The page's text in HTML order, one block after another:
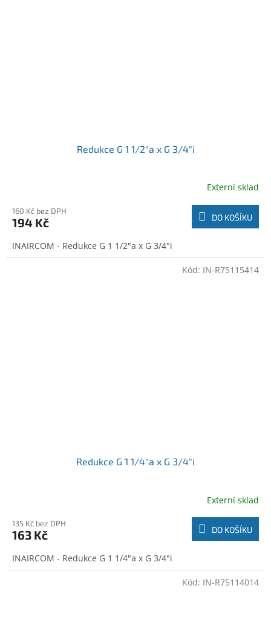
Redukce G 1 1/2"a x G 3/4"i
Externí sklad
160 Kč bez DPH
194 Kč DO KOŠÍKU
INAIRCOM - Redukce G 1 1/2"a x G 3/4"i
Redukce G 1 1/4"a x G 3/4"i
Externí sklad
135 Kč bez DPH
163 Kč DO KOŠÍKU
INAIRCOM - Redukce G 1 1/4"a x G 3/4"i
Kód: IN-R75115414
Kód: IN-R75114014